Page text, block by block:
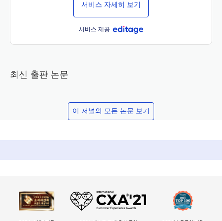
서비스 자세히 보기
서비스 제공
최신 출판 논문
이 저널의 모든 논문 보기